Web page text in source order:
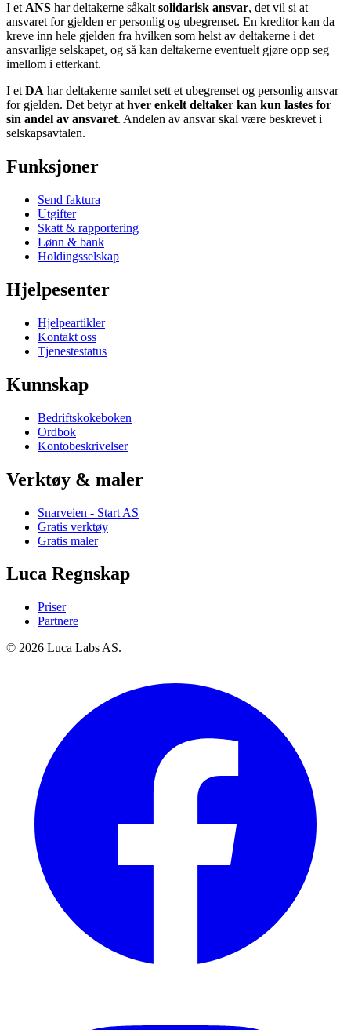
I et ANS har deltakerne såkalt solidarisk ansvar, det vil si at
ansvaret for gjelden er personlig og ubegrenset. En kreditor kan da
kreve inn hele gjelden fra hvilken som helst av deltakerne i det
ansvarlige selskapet, og så kan deltakerne eventuelt gjøre opp seg
imellom i etterkant.
I et DA har deltakerne samlet sett et ubegrenset og personlig ansvar
for gjelden. Det betyr at hver enkelt deltaker kan kun lastes for
sin andel av ansvaret. Andelen av ansvar skal være beskrevet i
selskapsavtalen.
Funksjoner
Send faktura
Utgifter
Skatt & rapportering
Lønn & bank
Holdingsselskap
Hjelpesenter
Hjelpeartikler
Kontakt oss
Tjenestestatus
Kunnskap
Bedriftskokeboken
Ordbok
Kontobeskrivelser
Verktøy & maler
Snarveien - Start AS
Gratis verktøy
Gratis maler
Luca Regnskap
Priser
Partnere
© 2026 Luca Labs AS.